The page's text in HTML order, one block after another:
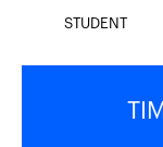
STUDENT